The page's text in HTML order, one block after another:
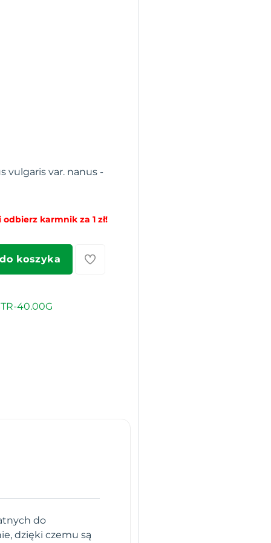
vulgaris var. nanus -
karmnik za 1 zł!
koszyka
40.00G
do
dzięki czemu są